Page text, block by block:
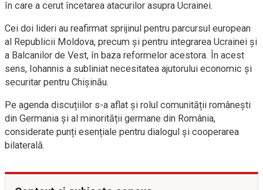
în care a cerut încetarea atacurilor asupra Ucrainei.
Cei doi lideri au reafirmat sprijinul pentru parcursul european
al Republicii Moldova, precum și pentru integrarea Ucrainei și
a Balcanilor de Vest, în baza reformelor acestora. În acest
sens, Iohannis a subliniat necesitatea ajutorului economic și
securitar pentru Chișinău.
Pe agenda discuțiilor s-a aflat și rolul comunității românești
din Germania și al minorității germane din România,
considerate punți esențiale pentru dialogul și cooperarea
bilaterală.